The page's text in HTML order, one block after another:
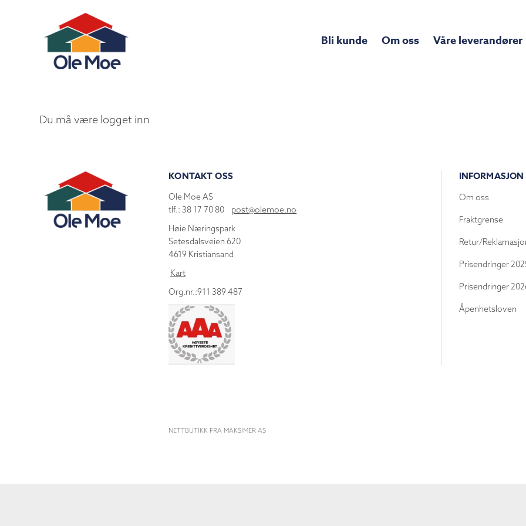
Bli kunde Om oss Våre leverandører
Du må være logget inn
KONTAKT OSS
Ole Moe AS
tlf.: 38 17 70 80 post@olemoe.no
Høie Næringspark
Setesdalsveien 620
4619 Kristiansand
Kart
Org.nr.:911 389 487
INFORMASJON
Om oss
Fraktgrense
Retur/
Prisendringer
Prisendringer
Åpenhetsloven
NETTBUTIKK FRA MAKSIMER AS